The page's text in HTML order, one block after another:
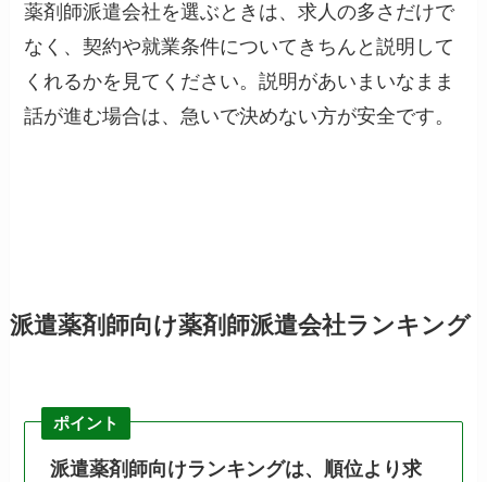
薬剤師派遣会社を選ぶときは、求人の多さだけで
なく、契約や就業条件についてきちんと説明して
くれるかを見てください。説明があいまいなまま
話が進む場合は、急いで決めない方が安全です。
派遣薬剤師向け薬剤師派遣会社ランキング
ポイント
派遣薬剤師向けランキングは、順位より求